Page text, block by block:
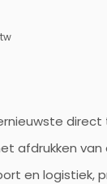
afdrukken
en logistiek,